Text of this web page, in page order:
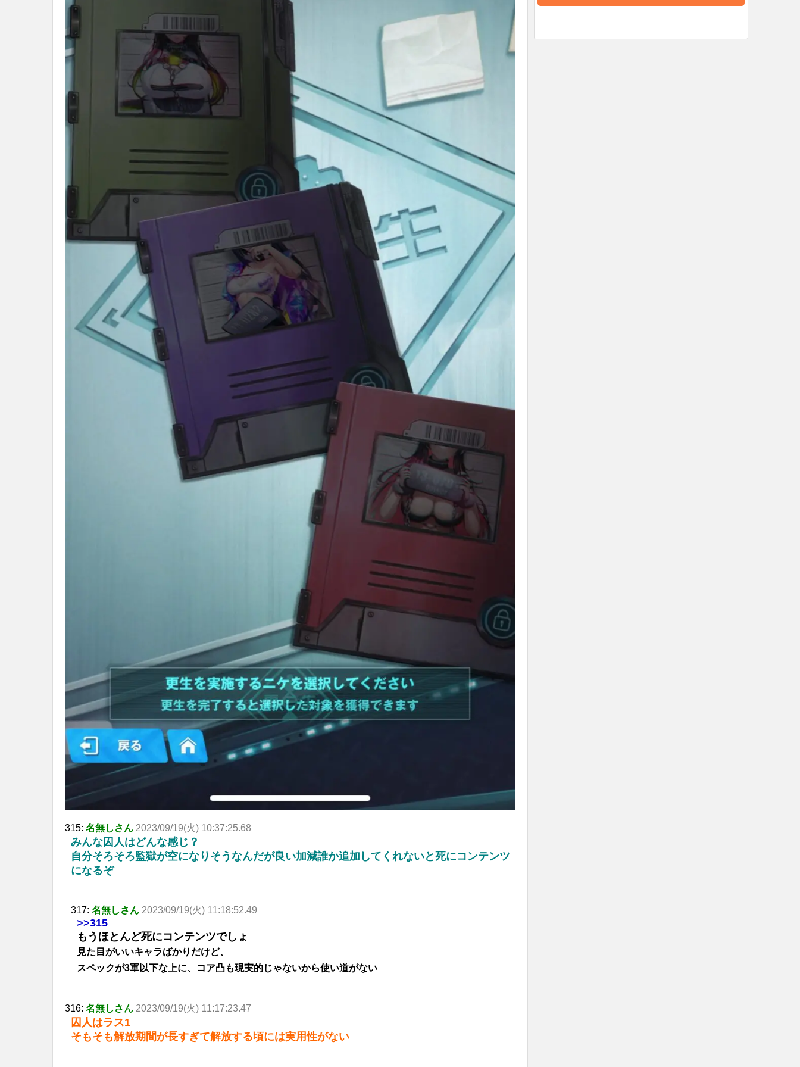
315: 名無しさん 2023/09/19(火) 10:37:25.68
みんな囚人はどんな感じ？
自分そろそろ監獄が空になりそうなんだが良い加減誰か追加してくれないと死にコンテンツ
になるぞ
317: 名無しさん 2023/09/19(火) 11:18:52.49
>>315
もうほとんど死にコンテンツでしょ
見た目がいいキャラばかりだけど、
スペックが3軍以下な上に、コア凸も現実的じゃないから使い道がない
316: 名無しさん 2023/09/19(火) 11:17:23.47
囚人はラス1
そもそも解放期間が長すぎて解放する頃には実用性がない